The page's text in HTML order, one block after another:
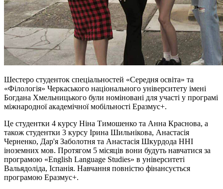
Шестеро студенток спеціальностей «Середня освіта» та
«Філологія» Черкаського національного університету імені
Богдана Хмельницького були номіновані для участі у програмі
міжнародної академічної мобільності Еразмус+.
Це студентки 4 курсу Ніна Тимошенко та Анна Краснова, а
також студентки 3 курсу Ірина Шильнікова, Анастасія
Черненко, Дар'я Заболотня та Анастасія Шкурдода ННІ
іноземних мов. Протягом 5 місяців вони будуть навчатися за
програмою «English Language Studies» в університеті
Вальядоліда, Іспанія. Навчання повністю фінансується
програмою Еразмус+.